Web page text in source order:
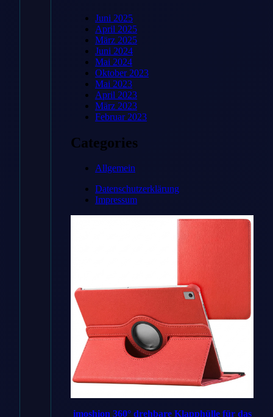
44/45/46/49 mm –
Größe 1 – Chalk
Pink
49,99
* Affiliate-Link
Preisvergleich
Handyhuellen
DE
Angebot
Juni 2025
April 2025
März 2025
Juni 2024
Mai 2024
Oktober 2023
Mai 2023
April 2023
März 2023
Februar 2023
Categories
Allgemein
Datenschutzerklärung
Impressum
imoshion 360° drehbare Klapphülle für das